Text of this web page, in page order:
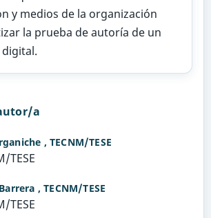
y medios de la organización
la prueba de autoría de un
a
, TECNM/TESE
TESE
,TECNM/TESE
TESE